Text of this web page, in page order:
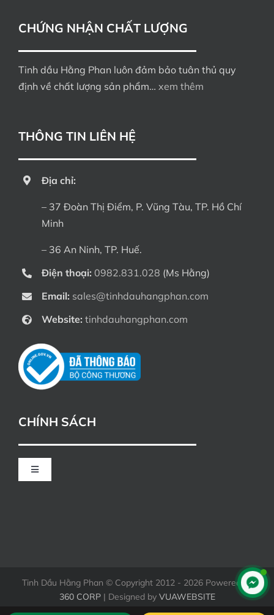
THÔNG TIN LIÊN HỆ
Địa chỉ:
– 37 Đoàn Thị Điểm, P. Vũng Tàu, TP. Hồ Chí
Minh
– 36 An Ninh, TP. Huế.
Điện thoại: 0982.831.028 (Ms Hằng)
Email: sales@tinhdauhangphan.com
Website: tinhdauhangphan.com
CHỨNG NHẬN CHẤT LƯỢNG
Tinh dầu Hằng Phan luôn đảm bảo tuân thủ quy
định về chất lượng sản phẩm… xem thêm
CHÍNH SÁCH
Toggle
Tinh Dầu Hằng Phan © Copyright 2012 - 2026 Powered by
360 CORP| Designed by VUAWEBSITE